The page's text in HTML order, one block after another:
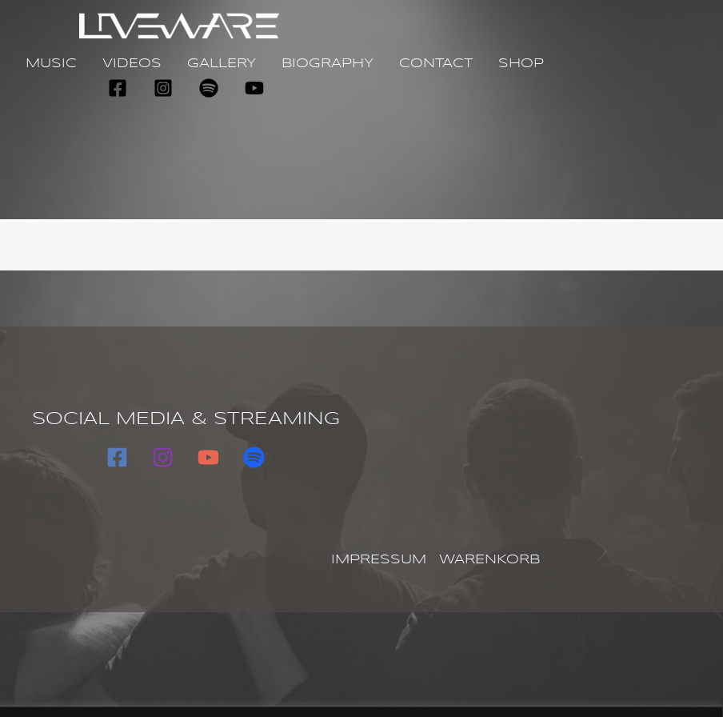
MUSIC VIDEOS GALLERY BIOGRAPHY CONTACT SHOP
SOCIAL MEDIA & STREAMING
IMPRESSUM WARENKORB